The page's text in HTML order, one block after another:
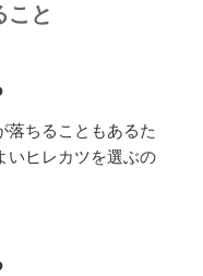
こと
落ちることもあるた
いヒレカツを選ぶの